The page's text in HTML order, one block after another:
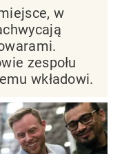
w
zespołu
wkładowi.